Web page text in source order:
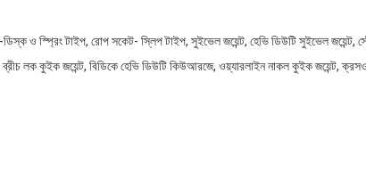
ও স্প্রিং টাইপ, রোপ সকেট- স্লিপ টাইপ, সুইভেল জয়েন্ট, হেভি ডিউটি ​​সুইভেল জয়েন্ট,
লক কুইক জয়েন্ট, বিডিকে হেভি ডিউটি ​​কিউআরজে, ওয়্যারলাইন নাকল কুইক জয়েন্ট,